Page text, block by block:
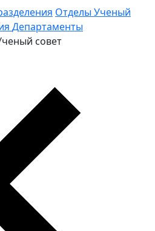
Отделы Ученый
Департаменты
совет